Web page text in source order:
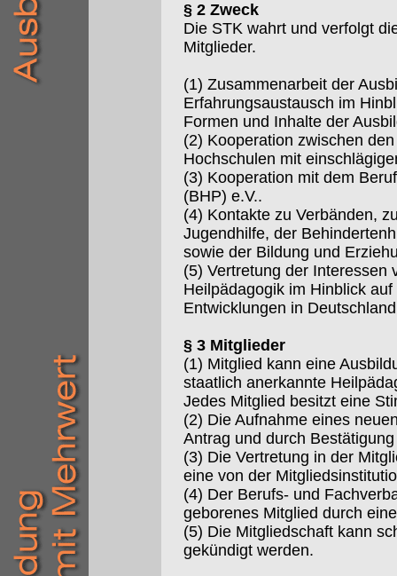
§ 2 Zweck
Die STK wahrt und verfolgt
Mitglieder.
(1) Zusammenarbeit der
Erfahrungsaustausch im
Formen und Inhalte der
(2) Kooperation zwischen
Hochschulen mit
(3) Kooperation mit dem
(BHP) e.V..
(4) Kontakte zu Verbänden,
Jugendhilfe, der
sowie der Bildung und
(5) Vertretung der Interessen
Heilpädagogik im Hinblick
Entwicklungen in
§ 3 Mitglieder
(1) Mitglied kann eine
staatlich anerkannte
Jedes Mitglied besitzt eine
(2) Die Aufnahme eines
Antrag und durch
(3) Die Vertretung in der
eine von der
(4) Der Berufs- und
geborenes Mitglied durch
(5) Die Mitgliedschaft kann
gekündigt werden.